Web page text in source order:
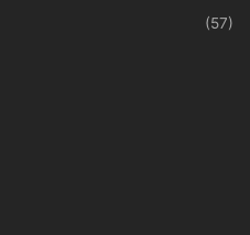
(57)